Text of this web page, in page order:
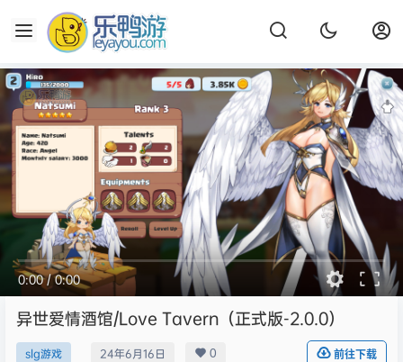
0:00/0:00
异世爱情酒馆/Love Tavern（正式版-2.0.0）
slg游戏 24年6月16日 0 前往下载